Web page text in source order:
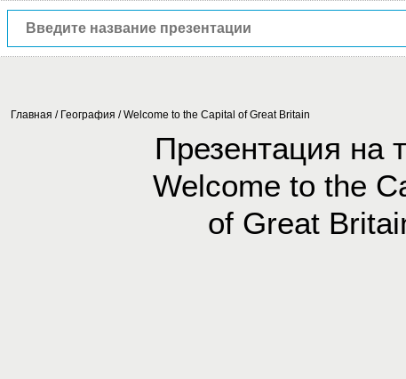
Главная / География /Welcome to the Capital of Great Britain
Презентация на
Welcome to the
of Great